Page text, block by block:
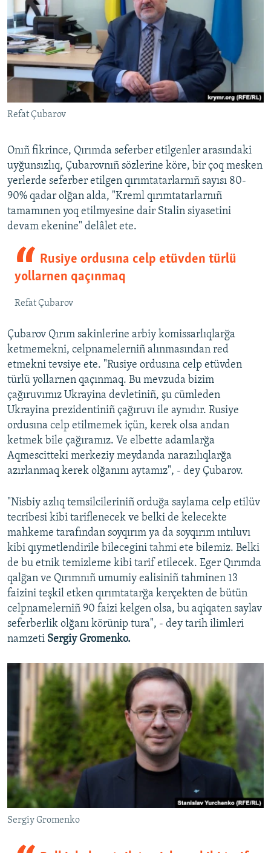
Refat Çubarov
Onıñ fikrince, Qırımda seferber etilgenler arasındaki
uyğunsızlıq, Çubarovnıñ sözlerine köre, bir çoq mesken
yerlerde seferber etilgen qırımtatarlarnıñ sayısı 80-
90% qadar olğan alda, "Kreml qırımtatarlarnıñ
tamamınen yoq etilmyesine dair Stalin siyasetini
devam ekenine" delâlet ete.
Rusiye ordusına celp etüvden türlü
yollarnen qaçınmaq
Refat Çubarov
Çubarov Qırım sakinlerine arbiy komissarlıqlarğa
ketmemekni, celpnamelerniñ alınmasından red
etmekni tevsiye ete. "Rusiye ordusına celp etüvden
türlü yollarnen qaçınmaq. Bu mevzuda bizim
çağıruvımız Ukrayina devletiniñ, şu cümleden
Ukrayina prezidentiniñ çağıruvı ile aynıdır. Rusiye
ordusına celp etilmemek içün, kerek olsa andan
ketmek bile çağıramız. Ve elbette adamlarğa
Aqmescitteki merkeziy meydanda narazılıqlarğa
azırlanmaq kerek olğanını aytamız", - dey Çubarov.
"Nisbiy azlıq temsilcileriniñ orduğa saylama celp etilüv
tecribesi kibi tariflenecek ve belki de kelecekte
mahkeme tarafından soyqırım ya da soyqırım ıntıluvı
kibi qıymetlendirile bilecegini tahmi ete bilemiz. Belki
de bu etnik temizleme kibi tarif etilecek. Eger Qırımda
qalğan ve Qırımnıñ umumiy ealisiniñ tahminen 13
faizini teşkil etken qırımtatarğa kerçekten de bütün
celpnamelerniñ 90 faizi kelgen olsa, bu aqiqaten saylav
seferberlik olğanı körünip tura", - dey tarih ilimleri
namzeti Sergiy Gromenko.
Sergiy Gromenko